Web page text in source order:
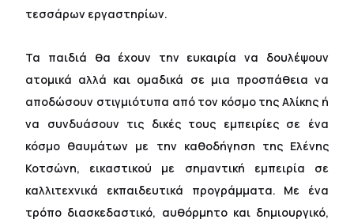
τεσσάρων εργαστηρίων.
Τα παιδιά θα έχουν την ευκαιρία να δουλέψουν
ατομικά αλλά και ομαδικά σε μια προσπάθεια να
αποδώσουν στιγμιότυπα από τον κόσμο της Αλίκης ή
να συνδυάσουν τις δικές τους εμπειρίες σε ένα
κόσμο θαυμάτων με την καθοδήγηση της Ελένης
Κοτσώνη, εικαστικού με σημαντική εμπειρία σε
καλλιτεχνικά εκπαιδευτικά προγράμματα. Με ένα
τρόπο διασκεδαστικό, αυθόρμητο και δημιουργικό,